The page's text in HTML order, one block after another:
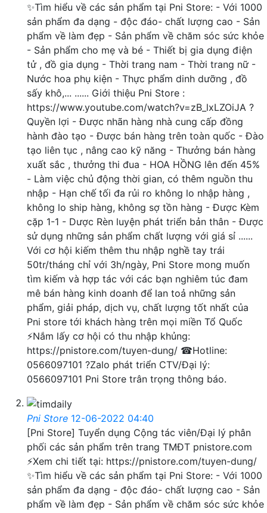
✨Tìm hiểu về các sản phẩm tại Pni Store: - Với 1000
sản phẩm đa dạng - độc đáo- chất lượng cao - Sản
phẩm về làm đẹp - Sản phẩm về chăm sóc sức khỏe
- Sản phẩm cho mẹ và bé - Thiết bị gia dụng điện
tử , đồ gia dụng - Thời trang nam - Thời trang nữ -
Nước hoa phụ kiện - Thực phẩm dinh dưỡng , đồ
sấy khô,... ...... Giới thiệu Pni Store :
https://www.youtube.com/watch?v=zB_lxLZOiJA ?
Quyền lợi - Được nhãn hàng nhà cung cấp đồng
hành đào tạo - Được bán hàng trên toàn quốc - Đào
tạo liên tục , nâng cao kỹ năng - Thưởng bán hàng
xuất sắc , thưởng thi đua - HOA HỒNG lên đến 45%
- Làm việc chủ động thời gian, có thêm nguồn thu
nhập - Hạn chế tối đa rủi ro không lo nhập hàng ,
không lo ship hàng, không sợ tồn hàng - Được Kèm
cặp 1-1 - Dược Rèn luyện phát triển bản thân - Được
sử dụng những sản phẩm chất lượng với giá sỉ ......
Với cơ hội kiếm thêm thu nhập nghề tay trái
50tr/tháng chỉ với 3h/ngày, Pni Store mong muốn
tìm kiếm và hợp tác với các bạn nghiêm túc đam
mê bán hàng kinh doanh để lan toả những sản
phẩm, giải pháp, dịch vụ, chất lượng tốt nhất của
Pni store tới khách hàng trên mọi miền Tổ Quốc
⚡Nắm lấy cơ hội có thu nhập khủng:
https://pnistore.com/tuyen-dung/ ☎Hotline:
0566097101 ?Zalo phát triển CTV/Đại lý:
0566097101 Pni Store trân trọng thông báo.
Pni Store 12-06-2022 04:40
[Pni Store] Tuyển dụng Cộng tác viên/Đại lý phân
phối các sản phẩm trên trang TMĐT pnistore.com
⚡Xem chi tiết tại: https://pnistore.com/tuyen-dung/
✨Tìm hiểu về các sản phẩm tại Pni Store: - Với 1000
sản phẩm đa dạng - độc đáo- chất lượng cao - Sản
phẩm về làm đẹp - Sản phẩm về chăm sóc sức khỏe